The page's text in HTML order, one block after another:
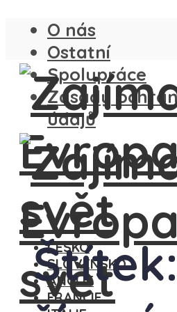
O nás
Ostatní
Spolupráce
Zásady
údajů
ČESKO
SLOVENSKO
ANGLIE
FRANCIE